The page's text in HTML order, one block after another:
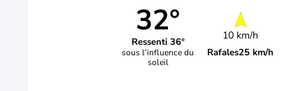
32°
Ressenti 36°
sous l’influence du
soleil
10 km/h
Rafales25 km/h